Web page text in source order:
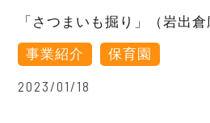
「さつまいも掘り」（岩出倉
事業紹介 保育園
2023/01/18